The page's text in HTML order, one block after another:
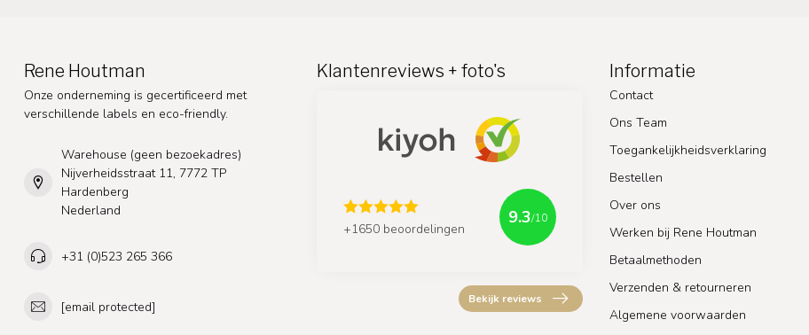
Rene Houtman
Onze onderneming is gecertificeerd met
verschillende labels en eco-friendly.
Warehouse (geen bezoekadres)
Nijverheidsstraat 11, 7772 TP
Hardenberg
Nederland
+31 (0)523 265 366
[email protected]
Klantenreviews + foto's
+1650 beoordelingen
9.3/10
Bekijk reviews
Informatie
Contact
Ons Team
Toegankelijkheidsverklaring
Bestellen
Over ons
Werken bij Rene Houtman
Betaalmethoden
Verzenden & retourneren
Algemene voorwaarden